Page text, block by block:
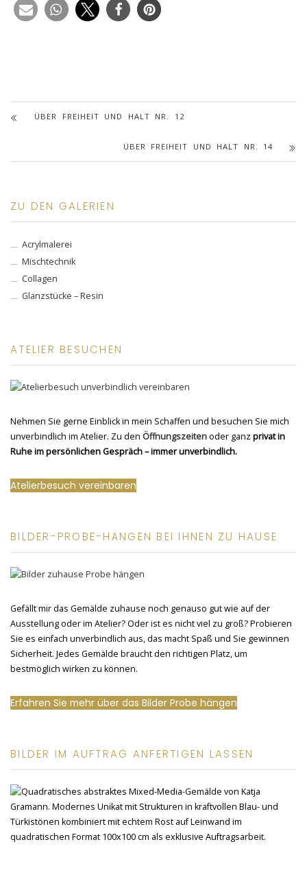
ÜBER FREIHEIT UND HALT NR. 12
ÜBER FREIHEIT UND HALT NR. 14
ZU DEN GALERIEN
Acrylmalerei
Mischtechnik
Collagen
Glanzstücke – Resin
ATELIER BESUCHEN
Nehmen Sie gerne Einblick in mein Schaffen und besuchen Sie mich
unverbindlich im Atelier. Zu den Öffnungszeitenoder ganz privat in
Ruhe im persönlichen Gespräch – immer unverbindlich.
Atelierbesuch vereinbaren
BILDER-PROBE-HÄNGEN BEI IHNEN ZU HAUSE
Gefällt mir das Gemälde zuhause noch genauso gut wie auf der
Ausstellung oder im Atelier? Oder ist es nicht viel zu groß? Probieren
Sie es einfach unverbindlich aus, das macht Spaß und Sie gewinnen
Sicherheit. Jedes Gemälde braucht den richtigen Platz, um
bestmöglich wirken zu können.
Erfahren Sie mehr über das Bilder Probe hängen
BILDER IM AUFTRAG ANFERTIGEN LASSEN